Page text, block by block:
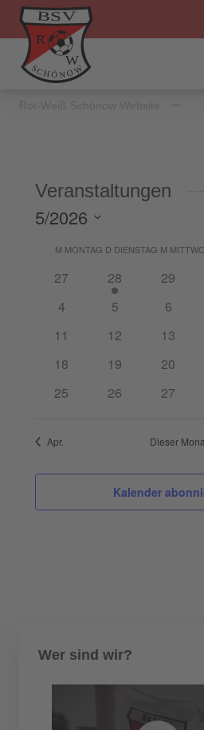
Veranstaltungen
5/2026
Kalender
von
Veranstaltungen
M MONTAG D DIENSTAG M
0
Veranstaltungen
27
1
Veranstaltung
28
0
29
0
4
0
5
0
6
011
012
013
018
019
0
20
0
25
0
26
0
27
Apr. Dieser
Kalender
Wer sind wir?